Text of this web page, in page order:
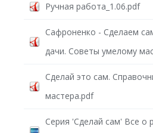
Ручная работа_1.06.pdf
Сафроненко - Сделаем
дачи. Советы умелому
Сделай это сам.
мастера.pdf
Серия 'Сделай сам' Все о